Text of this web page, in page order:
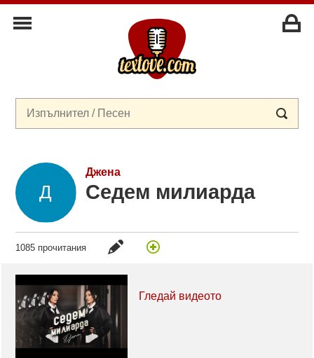
Джена
Седем милиарда
1085 прочитания
Гледай видеото